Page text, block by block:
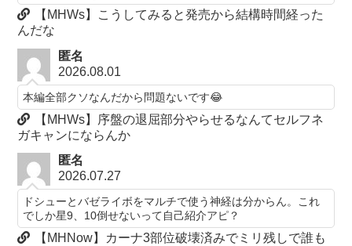
【MHWs】こうしてみると発売から結構時間経った
んだな
匿名
2026.08.01
本編全部クソなんだから問題ないです😂
【MHWs】序盤の退屈部分やらせるなんてセルフネ
ガキャンにならんか
匿名
2026.07.27
ドシューとバゼライボをマルチで使う神経は分からん。これ
でしか星9、10倒せないって自己紹介アピ？
【MHNow】カーナ3部位破壊済みでミリ残しで誰も